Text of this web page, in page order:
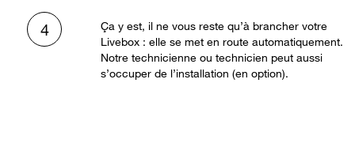
4
Ça y est, il ne vous reste qu’à brancher votre
Livebox : elle se met en route automatiquement.
Notre technicienne ou technicien peut aussi
s’occuper de l’installation (en option).